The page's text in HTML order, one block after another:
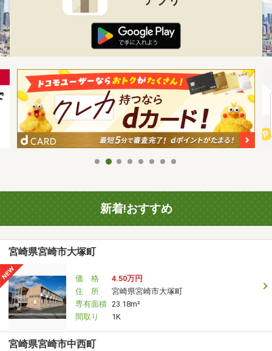
新着!おすすめ
宮崎県宮崎市大塚町
価 格
4.50万円
住 所
宮崎県宮崎市大塚町
専有面積 23.18m²
間取り
1K
宮崎県宮崎市中西町